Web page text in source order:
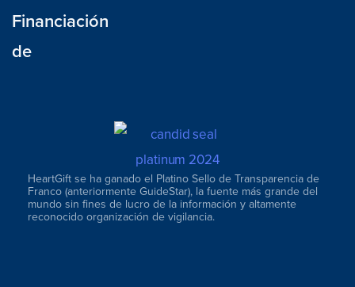
Financiación
de
HeartGift se ha ganado el Platino Sello de Transparencia de
Franco (anteriormente GuideStar), la fuente más grande del
mundo sin fines de lucro de la información y altamente
reconocido organización de vigilancia.